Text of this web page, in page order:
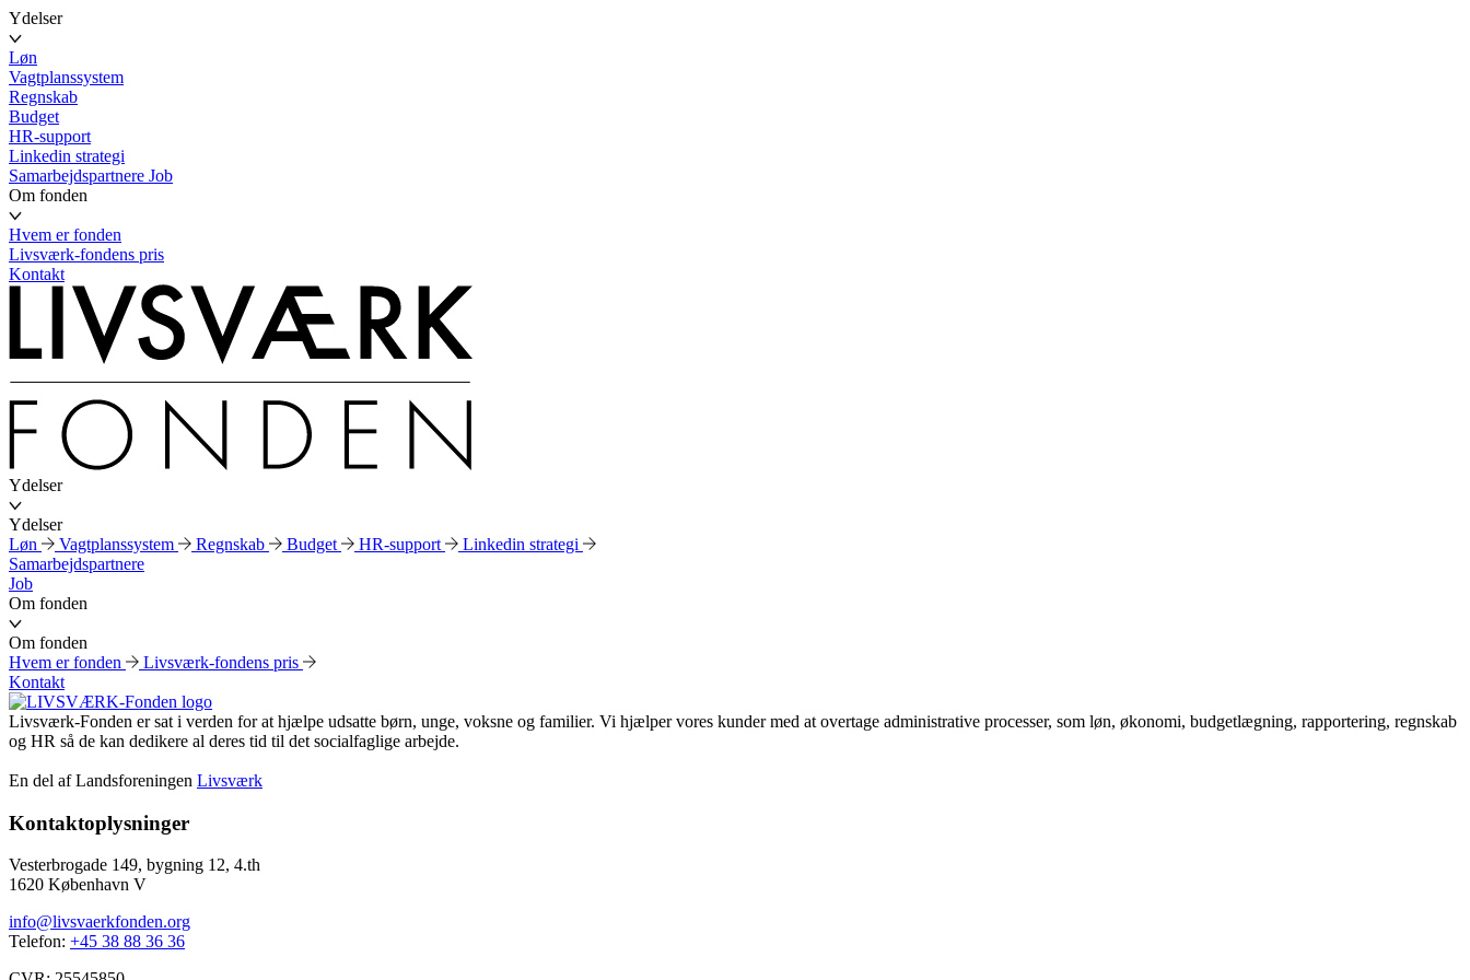
Ydelser
Løn
Vagtplanssystem
Regnskab
Budget
HR-support
Linkedin strategi
Samarbejdspartnere Job
Om fonden
Hvem er fonden
Livsværk-fondens pris
Kontakt
Ydelser
Ydelser
Løn
Vagtplanssystem Regnskab Budget HR-support
Linkedin strategi
Samarbejdspartnere
Job
Om fonden
Om fonden
Hvem er fonden
Livsværk-fondens pris
Kontakt
Livsværk-Fonden er sat i verden for at hjælpe udsatte børn, unge, voksne og familier. Vi hjælper vores kunder med at overtage administrative processer, som løn, økonomi, budgetlægning, rapportering, regnskab
og HR så de kan dedikere al deres tid til det socialfaglige arbejde.
En del af Landsforeningen Livsværk
Kontaktoplysninger
Vesterbrogade 149, bygning 12, 4.th
1620 København V
info@livsvaerkfonden.org
Telefon: +45 38 88 36 36